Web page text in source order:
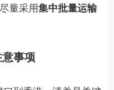
量采用集中批量运输
事项